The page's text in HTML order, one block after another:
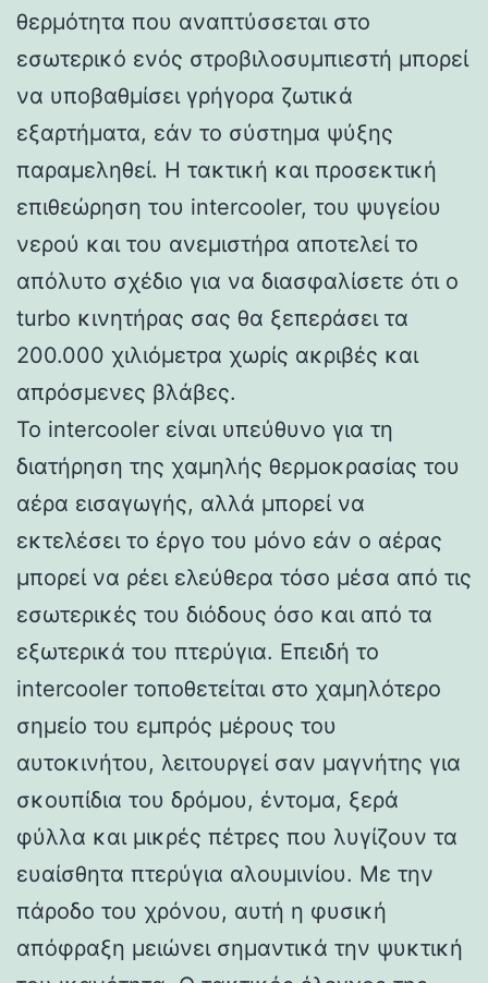
θερμότητα που αναπτύσσεται στο
εσωτερικό ενός στροβιλοσυμπιεστή μπορεί
να υποβαθμίσει γρήγορα ζωτικά
εξαρτήματα, εάν το σύστημα ψύξης
παραμεληθεί. Η τακτική και προσεκτική
επιθεώρηση του intercooler, του ψυγείου
νερού και του ανεμιστήρα αποτελεί το
απόλυτο σχέδιο για να διασφαλίσετε ότι ο
turbo κινητήρας σας θα ξεπεράσει τα
200.000 χιλιόμετρα χωρίς ακριβές και
απρόσμενες βλάβες.
Το intercooler είναι υπεύθυνο για τη
διατήρηση της χαμηλής θερμοκρασίας του
αέρα εισαγωγής, αλλά μπορεί να
εκτελέσει το έργο του μόνο εάν ο αέρας
μπορεί να ρέει ελεύθερα τόσο μέσα από τις
εσωτερικές του διόδους όσο και από τα
εξωτερικά του πτερύγια. Επειδή το
intercooler τοποθετείται στο χαμηλότερο
σημείο του εμπρός μέρους του
αυτοκινήτου, λειτουργεί σαν μαγνήτης για
σκουπίδια του δρόμου, έντομα, ξερά
φύλλα και μικρές πέτρες που λυγίζουν τα
ευαίσθητα πτερύγια αλουμινίου. Με την
πάροδο του χρόνου, αυτή η φυσική
απόφραξη μειώνει σημαντικά την ψυκτική